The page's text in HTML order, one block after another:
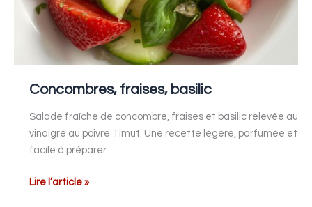
Concombres, fraises, basilic
Salade fraîche de concombre, fraises et basilic relevée au
vinaigre au poivre Timut. Une recette légère, parfumée et
facile à préparer.
Lire l’article »